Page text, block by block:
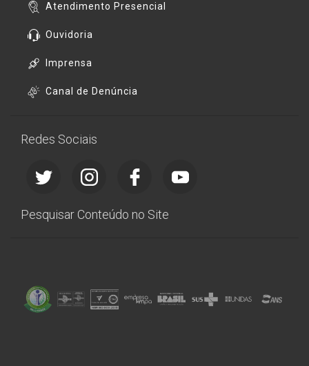
Atendimento Presencial
Ouvidoria
Imprensa
Canal de Denúncia
Redes Sociais
Pesquisar Conteúdo no Site